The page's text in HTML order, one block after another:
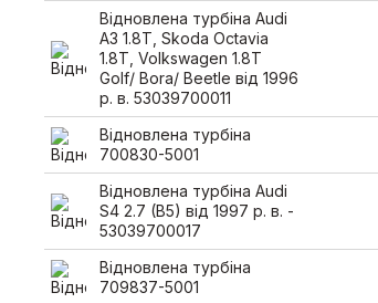
Відновлена турбіна Audi
A3 1.8T, Skoda Octavia
1.8T, Volkswagen 1.8T
Golf/ Bora/ Beetle від 1996
р. в. 53039700011
Відновлена турбіна
700830-5001
Відновлена турбіна Audi
S4 2.7 (B5) від 1997 р. в. -
53039700017
Відновлена турбіна
709837-5001